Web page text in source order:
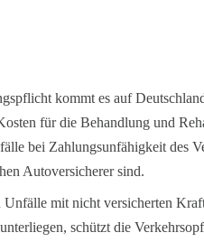
kommt es auf
für die Behandlung und
bei Zahlungsunfähigkeit des
Autoversicherer sind.
Unfälle mit nicht versicherten
schützt die